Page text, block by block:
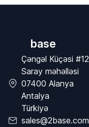
base
Çəngəl Küçəsi #12
Saray məhəlləsi
07400 Alanya
Antalya
Türkiyə
sales@2base.com